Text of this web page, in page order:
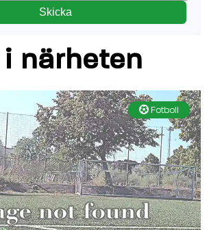
Skicka
närheten
Fotboll